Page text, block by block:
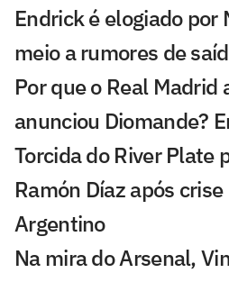
Endrick é elogiado por
meio a rumores de
Por que o Real Madrid
anunciou Diomande?
Torcida do River Plate
Ramón Díaz após
Argentino
Na mira do Arsenal,